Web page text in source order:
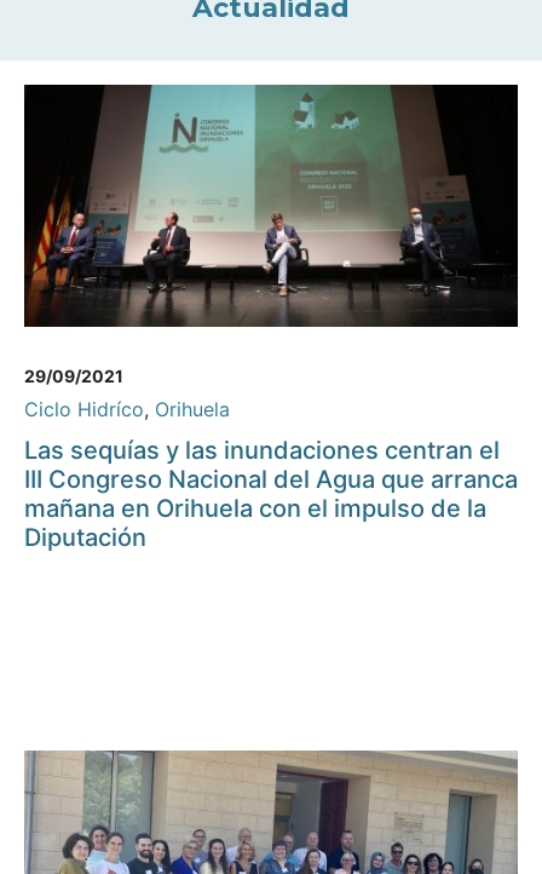
Actualidad
29/09/2021
Ciclo Hidríco, Orihuela
Las sequías y las inundaciones centran el
III Congreso Nacional del Agua que arranca
mañana en Orihuela con el impulso de la
Diputación